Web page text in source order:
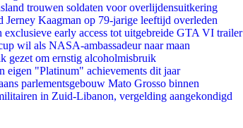
trouwen soldaten voor overlijdensuitkering
Jerney Kaagman op 79-jarige leeftijd overleden
early access tot uitgebreide GTA VI trailer
wil als NASA-ambassadeur naar maan
gezet om ernstig alcoholmisbruik
"Platinum" achievements dit jaar
parlementsgebouw Mato Grosso binnen
in Zuid-Libanon, vergelding aangekondigd